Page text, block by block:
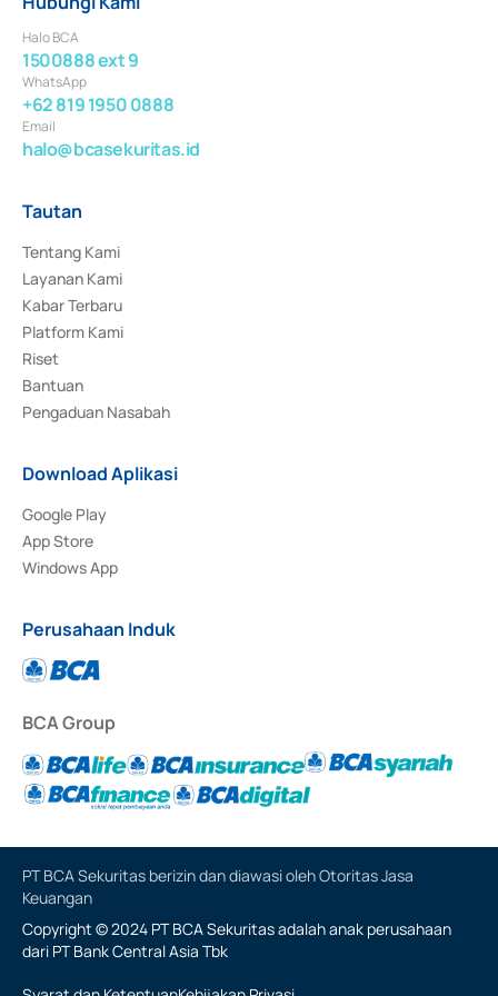
Halo BCA
1500888 ext 9
WhatsApp
+62 819 1950 0888
Email
halo@bcasekuritas.id
Tautan
Tentang Kami
Layanan Kami
Kabar Terbaru
Platform Kami
Riset
Bantuan
Pengaduan Nasabah
Download Aplikasi
Google Play
App Store
Windows App
Perusahaan Induk
BCA Group
PT BCA Sekuritas berizin dan diawasi oleh Otoritas Jasa
Keuangan
Copyright © 2024 PT BCA Sekuritas adalah anak perusahaan
dari PT Bank Central Asia Tbk